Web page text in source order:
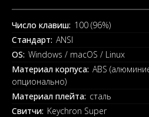
Число клавиш: 100 (96%)
Стандарт: ANSI
OS: Windows / macOS / Linux
Материал корпуса: ABS
опционально)
Материал плейта: сталь
Свитчи: Keychron Super